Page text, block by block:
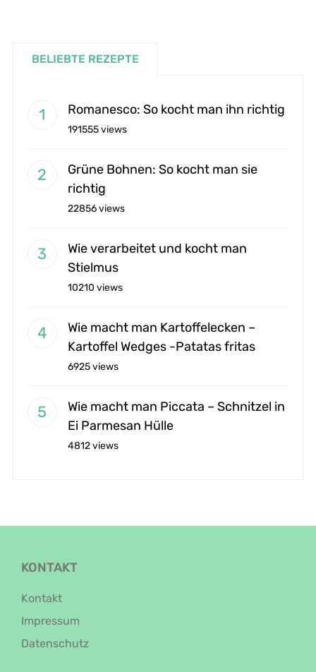
BELIEBTE REZEPTE
Romanesco: So kocht man ihn richtig
191555 views
Grüne Bohnen: So kocht man sie
richtig
22856 views
Wie verarbeitet und kocht man
Stielmus
10210 views
Wie macht man Kartoffelecken –
Kartoffel Wedges -Patatas fritas
6925 views
Wie macht man Piccata – Schnitzel in
Ei Parmesan Hülle
4812 views
KONTAKT
Kontakt
Impressum
Datenschutz